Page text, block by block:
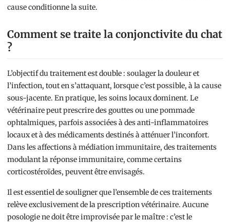
cause conditionne la suite.
Comment se traite la conjonctivite du chat
?
L’objectif du traitement est double : soulager la douleur et
l’infection, tout en s’attaquant, lorsque c’est possible, à la cause
sous-jacente. En pratique, les soins locaux dominent. Le
vétérinaire peut prescrire des gouttes ou une pommade
ophtalmiques, parfois associées à des anti-inflammatoires
locaux et à des médicaments destinés à atténuer l’inconfort.
Dans les affections à médiation immunitaire, des traitements
modulant la réponse immunitaire, comme certains
corticostéroïdes, peuvent être envisagés.
Il est essentiel de souligner que l’ensemble de ces traitements
relève exclusivement de la prescription vétérinaire. Aucune
posologie ne doit être improvisée par le maître : c’est le